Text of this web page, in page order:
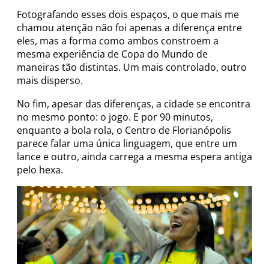
Fotografando esses dois espaços, o que mais me
chamou atenção não foi apenas a diferença entre
eles, mas a forma como ambos constroem a
mesma experiência de Copa do Mundo de
maneiras tão distintas. Um mais controlado, outro
mais disperso.
No fim, apesar das diferenças, a cidade se encontra
no mesmo ponto: o jogo. E por 90 minutos,
enquanto a bola rola, o Centro de Florianópolis
parece falar uma única linguagem, que entre um
lance e outro, ainda carrega a mesma espera antiga
pelo hexa.